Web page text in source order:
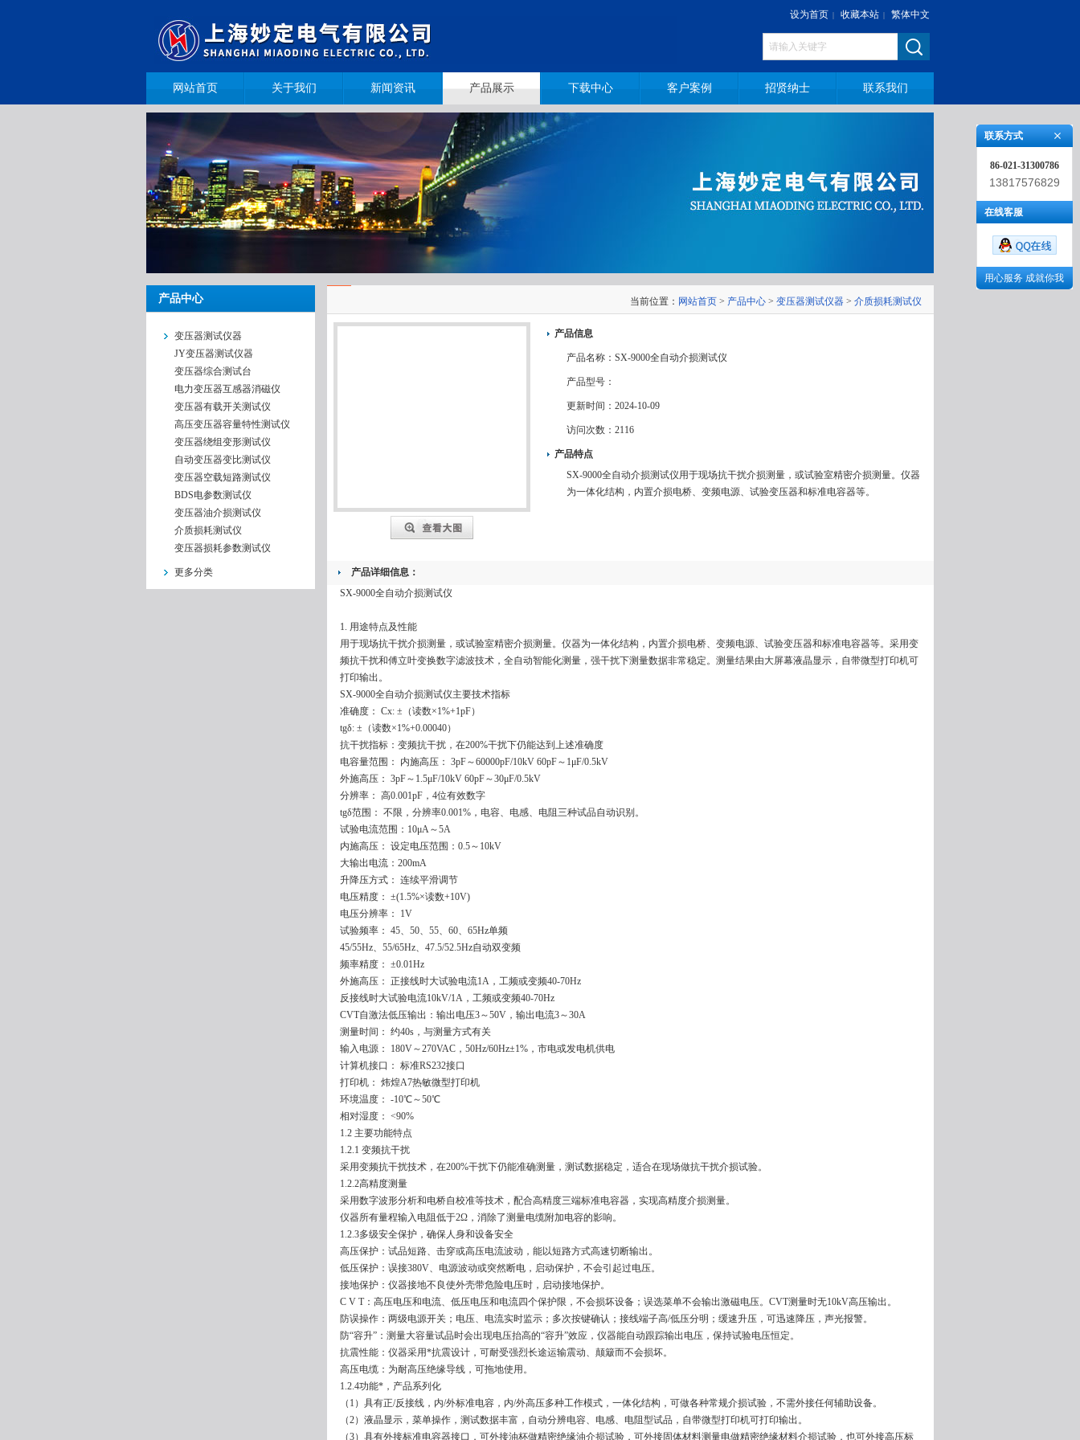
设为首页 | 收藏本站 | 繁体中文
网站首页 关于我们 新闻资讯 产品展示 下载中心 客户案例 招贤纳士 联系我们
产品中心
变压器测试仪器
JY变压器测试仪器
变压器综合测试台
电力变压器互感器消磁仪
变压器有载开关测试仪
高压变压器容量特性测试仪
变压器绕组变形测试仪
自动变压器变比测试仪
变压器空载短路测试仪
BDS电参数测试仪
变压器油介损测试仪
介质损耗测试仪
变压器损耗参数测试仪
更多分类
当前位置： 网站首页 > 产品中心 > 变压器测试仪器 > 介质损耗测试仪
产品信息
产品名称： SX-9000全自动介损测试仪
产品型号：
更新时间： 2024-10-09
访问次数： 2116
产品特点
SX-9000全自动介损测试仪用于现场抗干扰介损测量，或试验室精密介损测量。仪器
为一体化结构，内置介损电桥、变频电源、试验变压器和标准电容器等。
产品详细信息：
SX-9000全自动介损测试仪
1. 用途特点及性能
用于现场抗干扰介损测量，或试验室精密介损测量。仪器为一体化结构，内置介损电桥、变频电源、试验变压器和标准电容器等。采用变
频抗干扰和傅立叶变换数字滤波技术，全自动智能化测量，强干扰下测量数据非常稳定。测量结果由大屏幕液晶显示，自带微型打印机可
打印输出。
SX-9000全自动介损测试仪主要技术指标
准确度： Cx: ±（读数×1%+1pF）
tgδ: ±（读数×1%+0.00040）
抗干扰指标：变频抗干扰，在200%干扰下仍能达到上述准确度
电容量范围： 内施高压： 3pF～60000pF/10kV 60pF～1μF/0.5kV
外施高压： 3pF～1.5μF/10kV 60pF～30μF/0.5kV
分辨率： 高0.001pF，4位有效数字
tgδ范围： 不限，分辨率0.001%，电容、电感、电阻三种试品自动识别。
试验电流范围：10μA～5A
内施高压： 设定电压范围：0.5～10kV
大输出电流：200mA
升降压方式： 连续平滑调节
电压精度： ±(1.5%×读数+10V)
电压分辨率： 1V
试验频率： 45、50、55、60、65Hz单频
45/55Hz、55/65Hz、47.5/52.5Hz自动双变频
频率精度： ±0.01Hz
外施高压： 正接线时大试验电流1A，工频或变频40-70Hz
反接线时大试验电流10kV/1A，工频或变频40-70Hz
CVT自激法低压输出：输出电压3～50V，输出电流3～30A
测量时间： 约40s，与测量方式有关
输入电源： 180V～270VAC，50Hz/60Hz±1%，市电或发电机供电
计算机接口： 标准RS232接口
打印机： 炜煌A7热敏微型打印机
环境温度： -10℃～50℃
相对湿度： <90%
1.2 主要功能特点
1.2.1 变频抗干扰
采用变频抗干扰技术，在200%干扰下仍能准确测量，测试数据稳定，适合在现场做抗干扰介损试验。
1.2.2高精度测量
采用数字波形分析和电桥自校准等技术，配合高精度三端标准电容器，实现高精度介损测量。
仪器所有量程输入电阻低于2Ω，消除了测量电缆附加电容的影响。
1.2.3多级安全保护，确保人身和设备安全
高压保护：试品短路、击穿或高压电流波动，能以短路方式高速切断输出。
低压保护：误接380V、电源波动或突然断电，启动保护，不会引起过电压。
接地保护：仪器接地不良使外壳带危险电压时，启动接地保护。
C V T：高压电压和电流、低压电压和电流四个保护限，不会损坏设备；误选菜单不会输出激磁电压。CVT测量时无10kV高压输出。
防误操作：两级电源开关；电压、电流实时监示；多次按键确认；接线端子高/低压分明；缓速升压，可迅速降压，声光报警。
防“容升”：测量大容量试品时会出现电压抬高的“容升”效应，仪器能自动跟踪输出电压，保持试验电压恒定。
抗震性能：仪器采用*抗震设计，可耐受强烈长途运输震动、颠簸而不会损坏。
高压电缆：为耐高压绝缘导线，可拖地使用。
1.2.4功能*，产品系列化
（1）具有正/反接线，内/外标准电容，内/外高压多种工作模式，一体化结构，可做各种常规介损试验，不需外接任何辅助设备。
（2）液晶显示，菜单操作，测试数据丰富，自动分辨电容、电感、电阻型试品，自带微型打印机可打印输出。
（3）具有外接标准电容器接口，可外接油杯做精密绝缘油介损试验，可外接固体材料测量电做精密绝缘材料介损试验，也可外接高压标
联系方式
86-021-31300786
13817576829
在线客服
用心服务 成就你我